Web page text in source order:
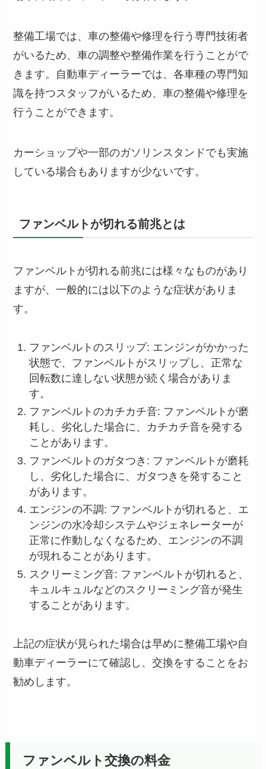
整備工場では、車の整備や修理を行う専門技術者
がいるため、車の調整や整備作業を行うことがで
きます。自動車ディーラーでは、各車種の専門知
識を持つスタッフがいるため、車の整備や修理を
行うことができます。
カーショップや一部のガソリンスタンドでも実施
している場合もありますが少ないです。
ファンベルトが切れる前兆とは
ファンベルトが切れる前兆には様々なものがあり
ますが、一般的には以下のような症状がありま
す。
ファンベルトのスリップ: エンジンがかかった
状態で、ファンベルトがスリップし、正常な
回転数に達しない状態が続く場合がありま
す。
ファンベルトのカチカチ音: ファンベルトが磨
耗し、劣化した場合に、カチカチ音を発する
ことがあります。
ファンベルトのガタつき: ファンベルトが磨耗
し、劣化した場合に、ガタつきを発すること
があります。
エンジンの不調: ファンベルトが切れると、エ
ンジンの水冷却システムやジェネレーターが
正常に作動しなくなるため、エンジンの不調
が現れることがあります。
スクリーミング音: ファンベルトが切れると、
キュルキュルなどのスクリーミング音が発生
することがあります。
上記の症状が見られた場合は早めに整備工場や自
動車ディーラーにて確認し、交換をすることをお
勧めします。
ファンベルト交換の料金